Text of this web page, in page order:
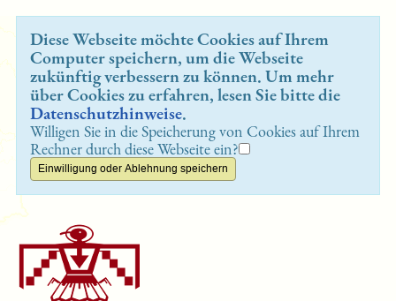
Diese Webseite möchte Cookies auf Ihrem
Computer speichern, um die Webseite
zukünftig verbessern zu können. Um mehr
über Cookies zu erfahren, lesen Sie bitte die
Datenschutzhinweise.
Willigen Sie in die Speicherung von Cookies auf Ihrem
Rechner durch diese Webseite ein?